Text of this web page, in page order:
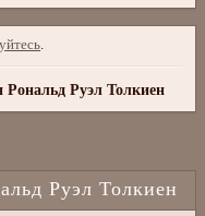
Рональд Руэл Толкиен
Руэл Толкиен